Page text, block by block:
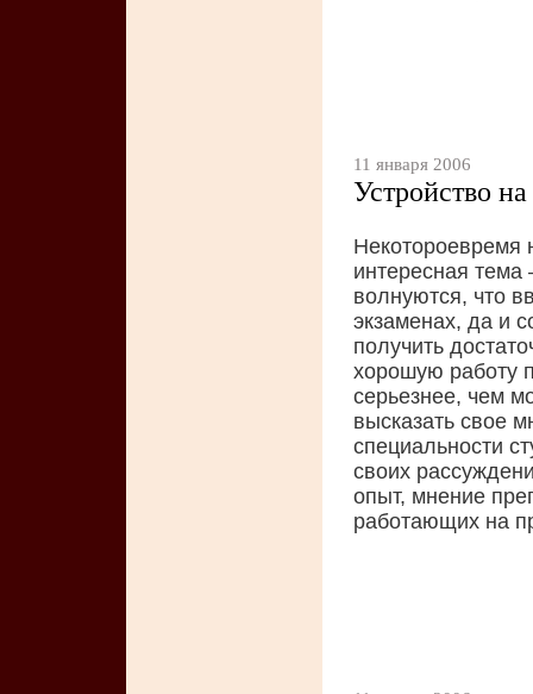
11 января 2006
Устройство
Некотороевремя
интересная
волнуются, что
экзаменах, да и
получить
хорошую работу
серьезнее, чем
высказать свое
специальности
своих
опыт, мнение
работающих на